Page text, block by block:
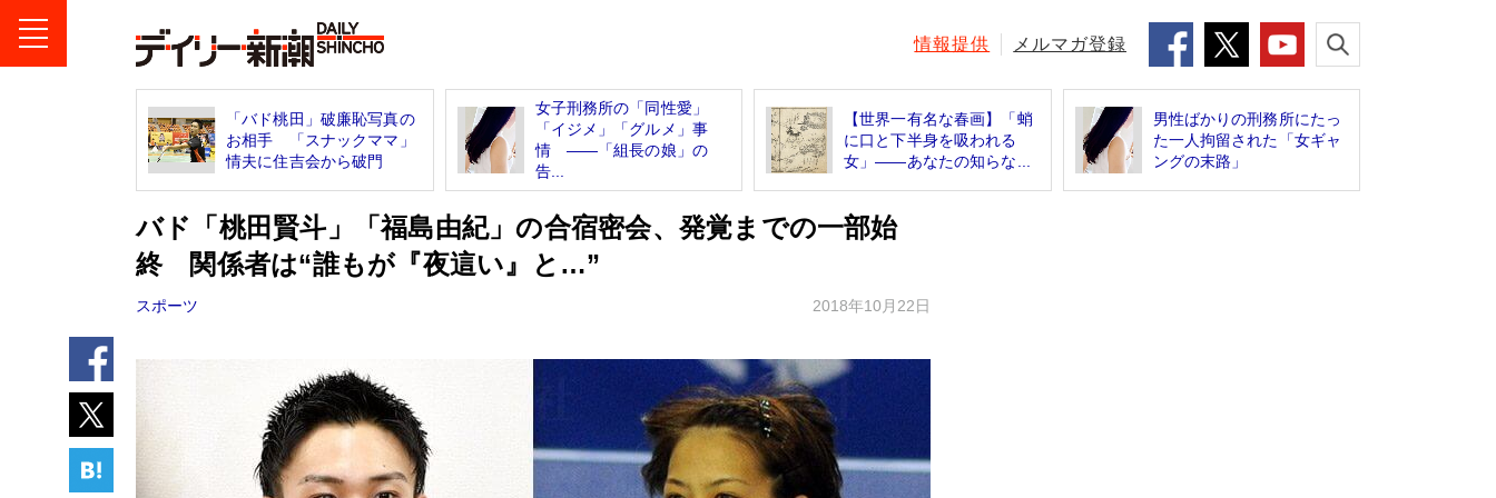
情報提供 メルマガ登録
「バド桃田」破廉恥写真の
お相手 「スナックママ」
情夫に住吉会から破門
女子刑務所の「同性愛」
「イジメ」「グルメ」事
情 ――「組長の娘」の
告...
【世界一有名な春画】「蛸
に口と下半身を吸われる
女」――あなたの知らな...
男性ばかりの刑務所にたっ
た一人拘留された「女ギャ
ングの末路」
バド「桃田賢斗」「福島由紀」の合宿密会、発覚までの一部始
終 関係者は“誰もが『夜這い』と…”
スポーツ 2018年10月22日